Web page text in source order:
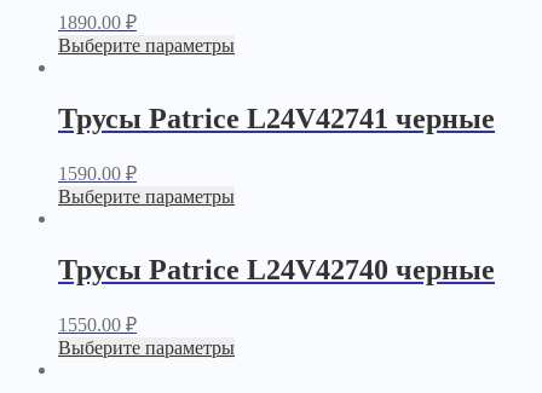
1890.00 ₽
Выберите параметры
Трусы Patrice L24V42741 черные
1590.00 ₽
Выберите параметры
Трусы Patrice L24V42740 черные
1550.00 ₽
Выберите параметры